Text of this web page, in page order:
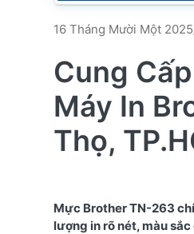
16 Tháng Mười Một 2025
Cung
Máy In
Thọ,
Mực Brother TN-263
lượng in rõ nét, màu